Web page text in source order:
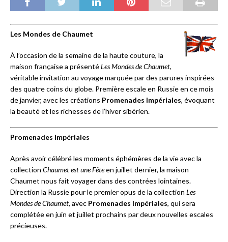
Les Mondes de Chaumet
À l’occasion de la semaine de la haute couture, la
maison française a présentéLes Mondes de Chaumet,
véritable invitation au voyage marquée par des parures inspirées
des quatre coins du globe. Première escale en Russie en ce mois
de janvier, avec les créations Promenades Impériales, évoquant
la beauté et les richesses de l’hiver sibérien.
Promenades Impériales
Après avoir célébré les moments éphémères de la vie avec la
collection Chaumet est une Fêteen juillet dernier, la maison
Chaumet nous fait voyager dans des contrées lointaines.
Direction la Russie pour le premier opus de la collection Les
Mondes de Chaumet, avec Promenades Impériales, qui sera
complétée en juin et juillet prochains par deux nouvelles escales
précieuses.